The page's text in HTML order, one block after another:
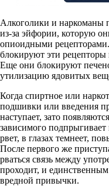
Алкоголики и наркоманы
из-за эйфории, которую
опиоидными
блокируют эти рецепторы
Еще они блокируют
утилизацию ядовитых
Когда спиртное или
подшивки или введения
наступает, зато
зависимого
рвет, в глазах темнеет,
После первого же
рваться связь между
проходит, и
вредной привычки.